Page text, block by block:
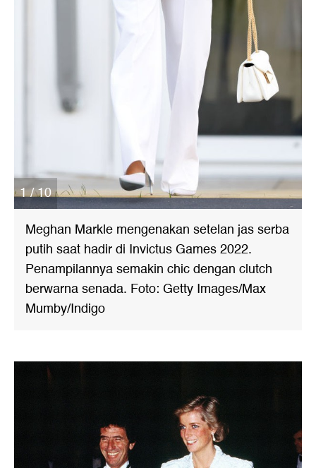
1 / 10
Meghan Markle mengenakan setelan jas serba
putih saat hadir di Invictus Games 2022.
Penampilannya semakin chic dengan clutch
berwarna senada. Foto: Getty Images/Max
Mumby/Indigo